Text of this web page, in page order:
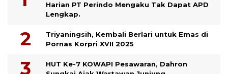
Harian PT Perindo Mengaku Tak Dapat APD
Lengkap.
Triyaningsih, Kembali Berlari untuk Emas di
Pornas Korpri XVII 2025
HUT Ke-7 KOWAPI Pesawaran, Dahron